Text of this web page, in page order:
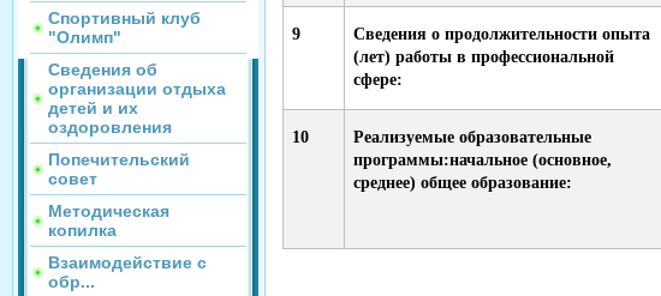
Спортивный клуб
"Олимп"
Сведения об
организации отдыха
детей и их
оздоровления
Попечительский
совет
Методическая
копилка
Взаимодействие с
обр...
9
Сведения о продолжительности опыта
(лет) работы в профессиональной
сфере:
10
Реализуемые образовательные
программы:начальное (основное,
среднее) общее образование: